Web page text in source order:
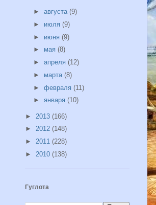
► августа (9)
► июля (9)
► июня (9)
► мая (8)
► апреля (12)
► марта (8)
► февраля (11)
► января (10)
► 2013 (166)
► 2012 (148)
► 2011 (228)
► 2010 (138)
Гуглота